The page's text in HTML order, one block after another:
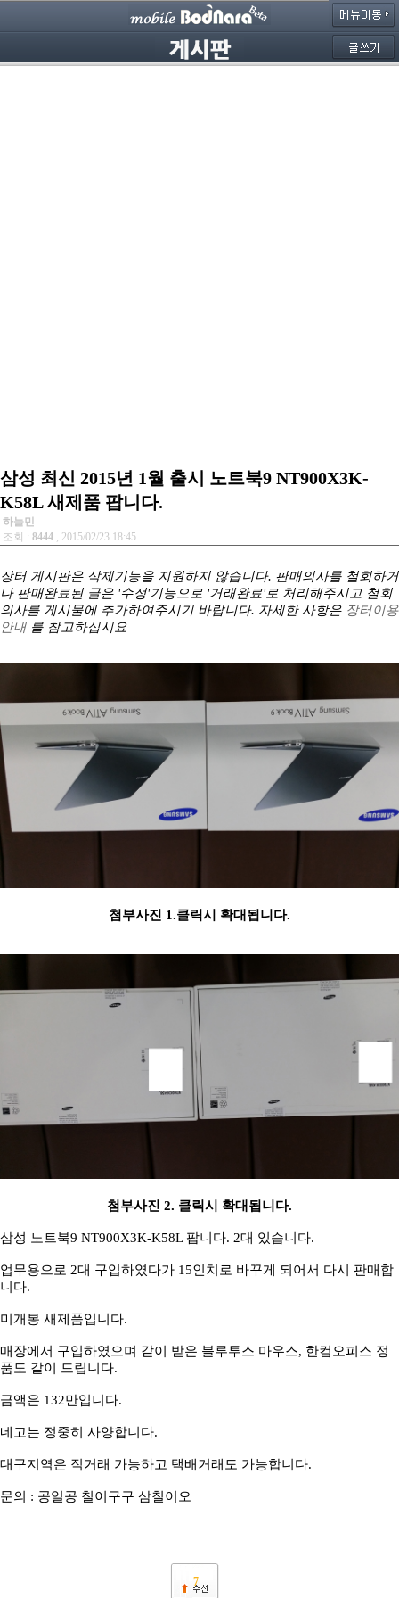
삼성 최신 2015년 1월 출시 노트북9 NT900X3K-
K58L 새제품 팝니다.
하늘민
조회 : 8444 , 2015/02/23 18:45
장터 게시판은 삭제기능을 지원하지 않습니다. 판매의사를 철회하거
나 판매완료된 글은 '수정'기능으로 '거래완료'로 처리해주시고 철회
의사를 게시물에 추가하여주시기 바랍니다. 자세한 사항은 장터이용
안내 를 참고하십시요
첨부사진 1.클릭시 확대됩니다.
첨부사진 2. 클릭시 확대됩니다.
삼성 노트북9 NT900X3K-K58L 팝니다. 2대 있습니다.
업무용으로 2대 구입하였다가 15인치로 바꾸게 되어서 다시 판매합
니다.
미개봉 새제품입니다.
매장에서 구입하였으며 같이 받은 블루투스 마우스, 한컴오피스 정
품도 같이 드립니다.
금액은 132만입니다.
네고는 정중히 사양합니다.
대구지역은 직거래 가능하고 택배거래도 가능합니다.
문의 : 공일공 칠이구구 삼칠이오
7